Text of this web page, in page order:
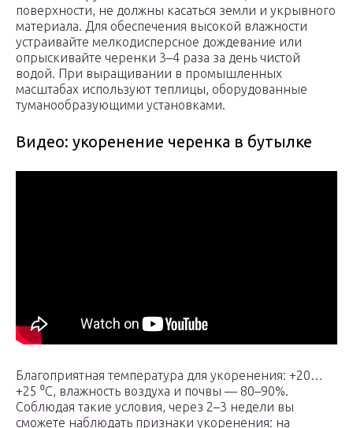
поверхности, не должны касаться земли и укрывного
материала. Для обеспечения высокой влажности
устраивайте мелкодисперсное дождевание или
опрыскивайте черенки 3–4 раза за день чистой
водой. При выращивании в промышленных
масштабах используют теплицы, оборудованные
туманообразующими установками.
Видео: укоренение черенка в бутылке
Благоприятная температура для укоренения: +20…
+25 ⁰C, влажность воздуха и почвы — 80–90%.
Соблюдая такие условия, через 2–3 недели вы
сможете наблюдать признаки укоренения: на